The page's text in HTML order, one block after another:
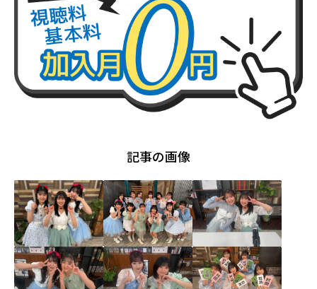
記事の画像